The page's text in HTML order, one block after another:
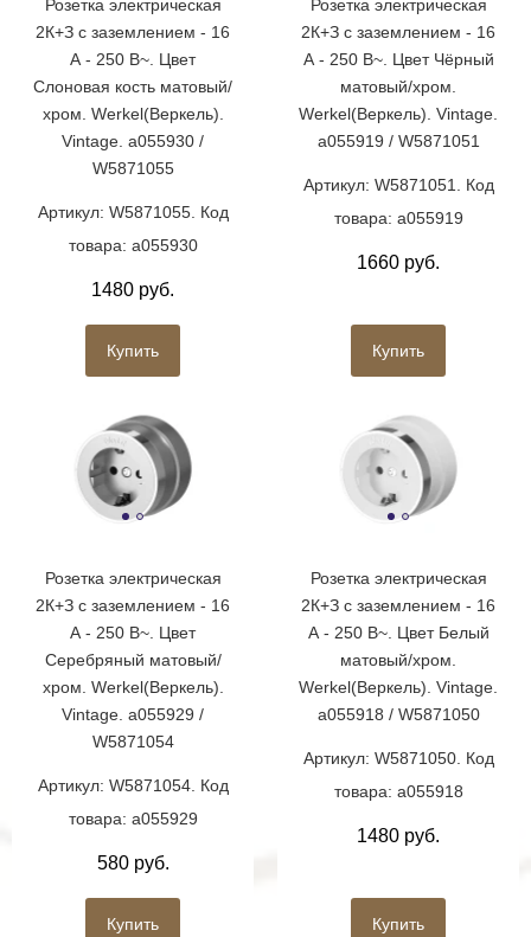
Розетка электрическая
2К+З с заземлением - 16
А - 250 В~. Цвет
Слоновая кость матовый/
хром. Werkel(Веркель).
Vintage. a055930 /
W5871055
Артикул: W5871055. Код
товара: a055930
1480 руб.
Купить
Розетка электрическая
2К+З с заземлением - 16
А - 250 В~. Цвет Чёрный
матовый/хром.
Werkel(Веркель). Vintage.
a055919 / W5871051
Артикул: W5871051. Код
товара: a055919
1660 руб.
Купить
Розетка электрическая
2К+З с заземлением - 16
А - 250 В~. Цвет
Серебряный матовый/
хром. Werkel(Веркель).
Vintage. a055929 /
W5871054
Артикул: W5871054. Код
товара: a055929
580 руб.
Купить
Розетка электрическая
2К+З с заземлением - 16
А - 250 В~. Цвет Белый
матовый/хром.
Werkel(Веркель). Vintage.
a055918 / W5871050
Артикул: W5871050. Код
товара: a055918
1480 руб.
Купить